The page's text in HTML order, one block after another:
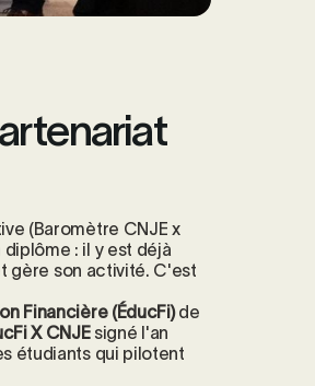
(Baromètre CNJE x
diplôme : il y est déjà
gère son activité. C'est
Financière (ÉducFi)de
X CNJEsigné l'an
étudiants qui pilotent